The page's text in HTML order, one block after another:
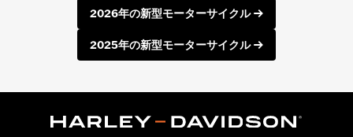
2026年の新型モーターサイクル
2025年の新型モーターサイクル